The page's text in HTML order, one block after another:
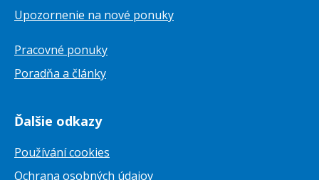
Upozornenie na nové ponuky
Pracovné ponuky
Poradňa a články
Ďalšie odkazy
Používání cookies
Ochrana osobných údajov